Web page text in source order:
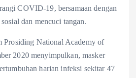
COVID-19, bersamaan dengan
dan mencuci tangan.
Prosiding National Academy of
2020 menyimpulkan, masker
harian infeksi sekitar 47